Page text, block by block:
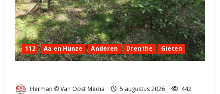
112 Aa en Hunze Anderen Drenthe Gieten
Herman © Van Oost Media 5 augustus 2026 442